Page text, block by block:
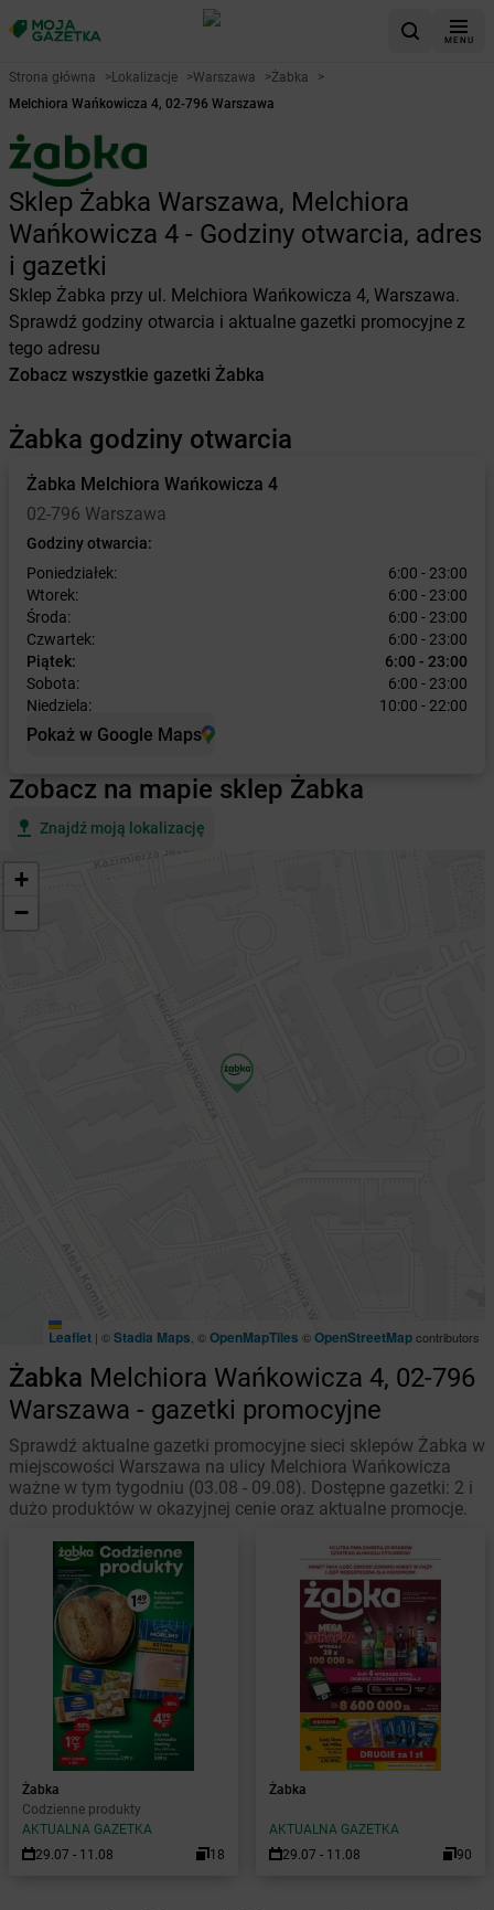
MENU
Strona główna >Lokalizacje >Warszawa >Żabka
>
Melchiora Wańkowicza 4, 02-796 Warszawa
Sklep Żabka Warszawa, Melchiora
Wańkowicza 4 - Godziny otwarcia, adres
i gazetki
Sklep Żabka przy ul. Melchiora Wańkowicza 4, Warszawa.
Sprawdź godziny otwarcia i aktualne gazetki promocyjne z
tego adresu
Zobacz wszystkie gazetki Żabka
Żabka godziny otwarcia
Żabka Melchiora Wańkowicza 4
02-796 Warszawa
Godziny otwarcia:
Poniedziałek:
6:00 - 23:00
Wtorek:
6:00 - 23:00
Środa:
6:00 - 23:00
Czwartek:
6:00 - 23:00
Piątek:
6:00 - 23:00
Sobota:
6:00 - 23:00
Niedziela:
10:00 - 22:00
Pokaż w Google Maps
Zobacz na mapie sklep Żabka
Znajdź moją lokalizację
+
−
Leaflet | ©Stadia Maps , ©OpenMapTiles ©OpenStreetMapcontributors
Żabka Melchiora Wańkowicza 4, 02-796
Warszawa - gazetki promocyjne
Sprawdź aktualne gazetki promocyjne sieci sklepów Żabka w
miejscowości Warszawa na ulicy Melchiora Wańkowicza
ważne w tym tygodniu (03.08 - 09.08). Dostępne gazetki: 2 i
dużo produktów w okazyjnej cenie oraz aktualne promocje.
Żabka
Codzienne produkty
AKTUALNA GAZETKA
29.07 - 11.08
18
Żabka
AKTUALNA GAZETKA
29.07 - 11.08
90